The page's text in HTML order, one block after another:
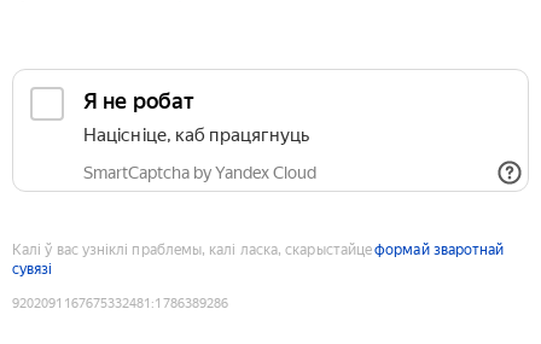
Я не робат
Націсніце, каб працягнуць
SmartCaptcha by Yandex Cloud
Калі ў вас узніклі праблемы, калі ласка, скарыстайцеформай зваротнай
сувязі
9202091167675332481 :1786389286